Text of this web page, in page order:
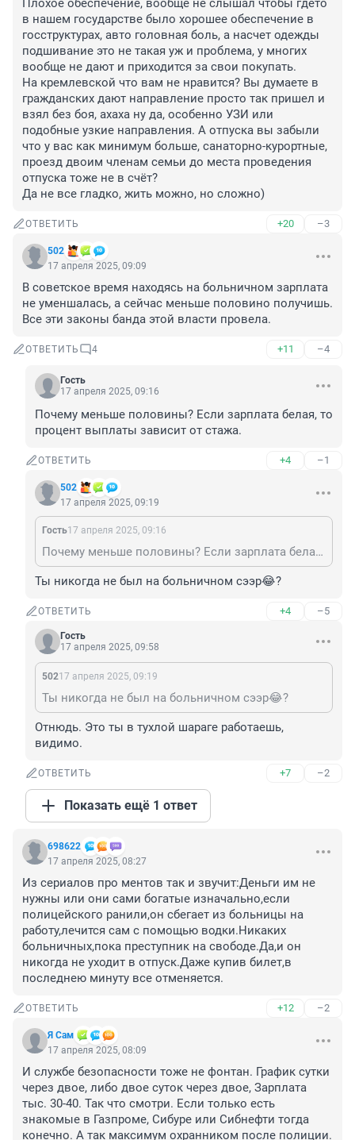
Плохое обеспечение, вообще не слышал чтобы гдето
в нашем государстве было хорошее обеспечение в
госструктурах, авто головная боль, а насчет одежды
подшивание это не такая уж и проблема, у многих
вообще не дают и приходится за свои покупать.
На кремлевской что вам не нравится? Вы думаете в
гражданских дают направление просто так пришел и
взял без боя, ахаха ну да, особенно УЗИ или
подобные узкие направления. А отпуска вы забыли
что у вас как минимум больше, санаторно-курортные,
проезд двоим членам семьи до места проведения
отпуска тоже не в счёт?
Да не все гладко, жить можно, но сложно)
ОТВЕТИТЬ +20 –3
502
17 апреля 2025, 09:09
В советское время находясь на больничном зарплата
не уменшалась, а сейчас меньше половино получишь.
Все эти законы банда этой власти провела.
ОТВЕТИТЬ 4 +11 –4
Гость
17 апреля 2025, 09:16
Почему меньше половины? Если зарплата белая, то
процент выплаты зависит от стажа.
ОТВЕТИТЬ +4 –1
502
17 апреля 2025, 09:19
Гость17 апреля 2025, 09:16
Почему меньше половины? Если зарплата белая, то процент выплаты зависит от стажа.
Ты никогда не был на больничном сээр😂?
ОТВЕТИТЬ +4 –5
Гость
17 апреля 2025, 09:58
50217 апреля 2025, 09:19
Ты никогда не был на больничном сээр😂?
Отнюдь. Это ты в тухлой шараге работаешь,
видимо.
ОТВЕТИТЬ +7 –2
Показать ещё 1 ответ
698622
17 апреля 2025, 08:27
Из сериалов про ментов так и звучит:Деньги им не
нужны или они сами богатые изначально,если
полицейского ранили,он сбегает из больницы на
работу,лечится сам с помощью водки.Никаких
больничных,пока преступник на свободе.Да,и он
никогда не уходит в отпуск.Даже купив билет,в
последнею минуту все отменяется.
ОТВЕТИТЬ +12 –2
Я Сам
17 апреля 2025, 08:09
И службе безопасности тоже не фонтан. График сутки
через двое, либо двое суток через двое, Зарплата
тыс. 30-40. Так что смотри. Если только есть
знакомые в Газпроме, Сибуре или Сибнефти тогда
конечно. А так максимум охранником после полиции.